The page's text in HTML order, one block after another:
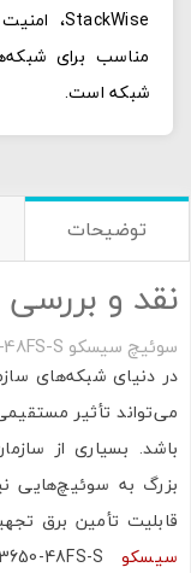
شبکه است.
توضیحات
نقد و بررسی
سوئیچ سیسکو WS-C3650-48FS-S
در دنیای شبکه‌های
می‌تواند تأثیر
باشد. بسیاری از
بزرگ به سوئیچ‌هایی
قابلیت تأمین برق
سیسکو